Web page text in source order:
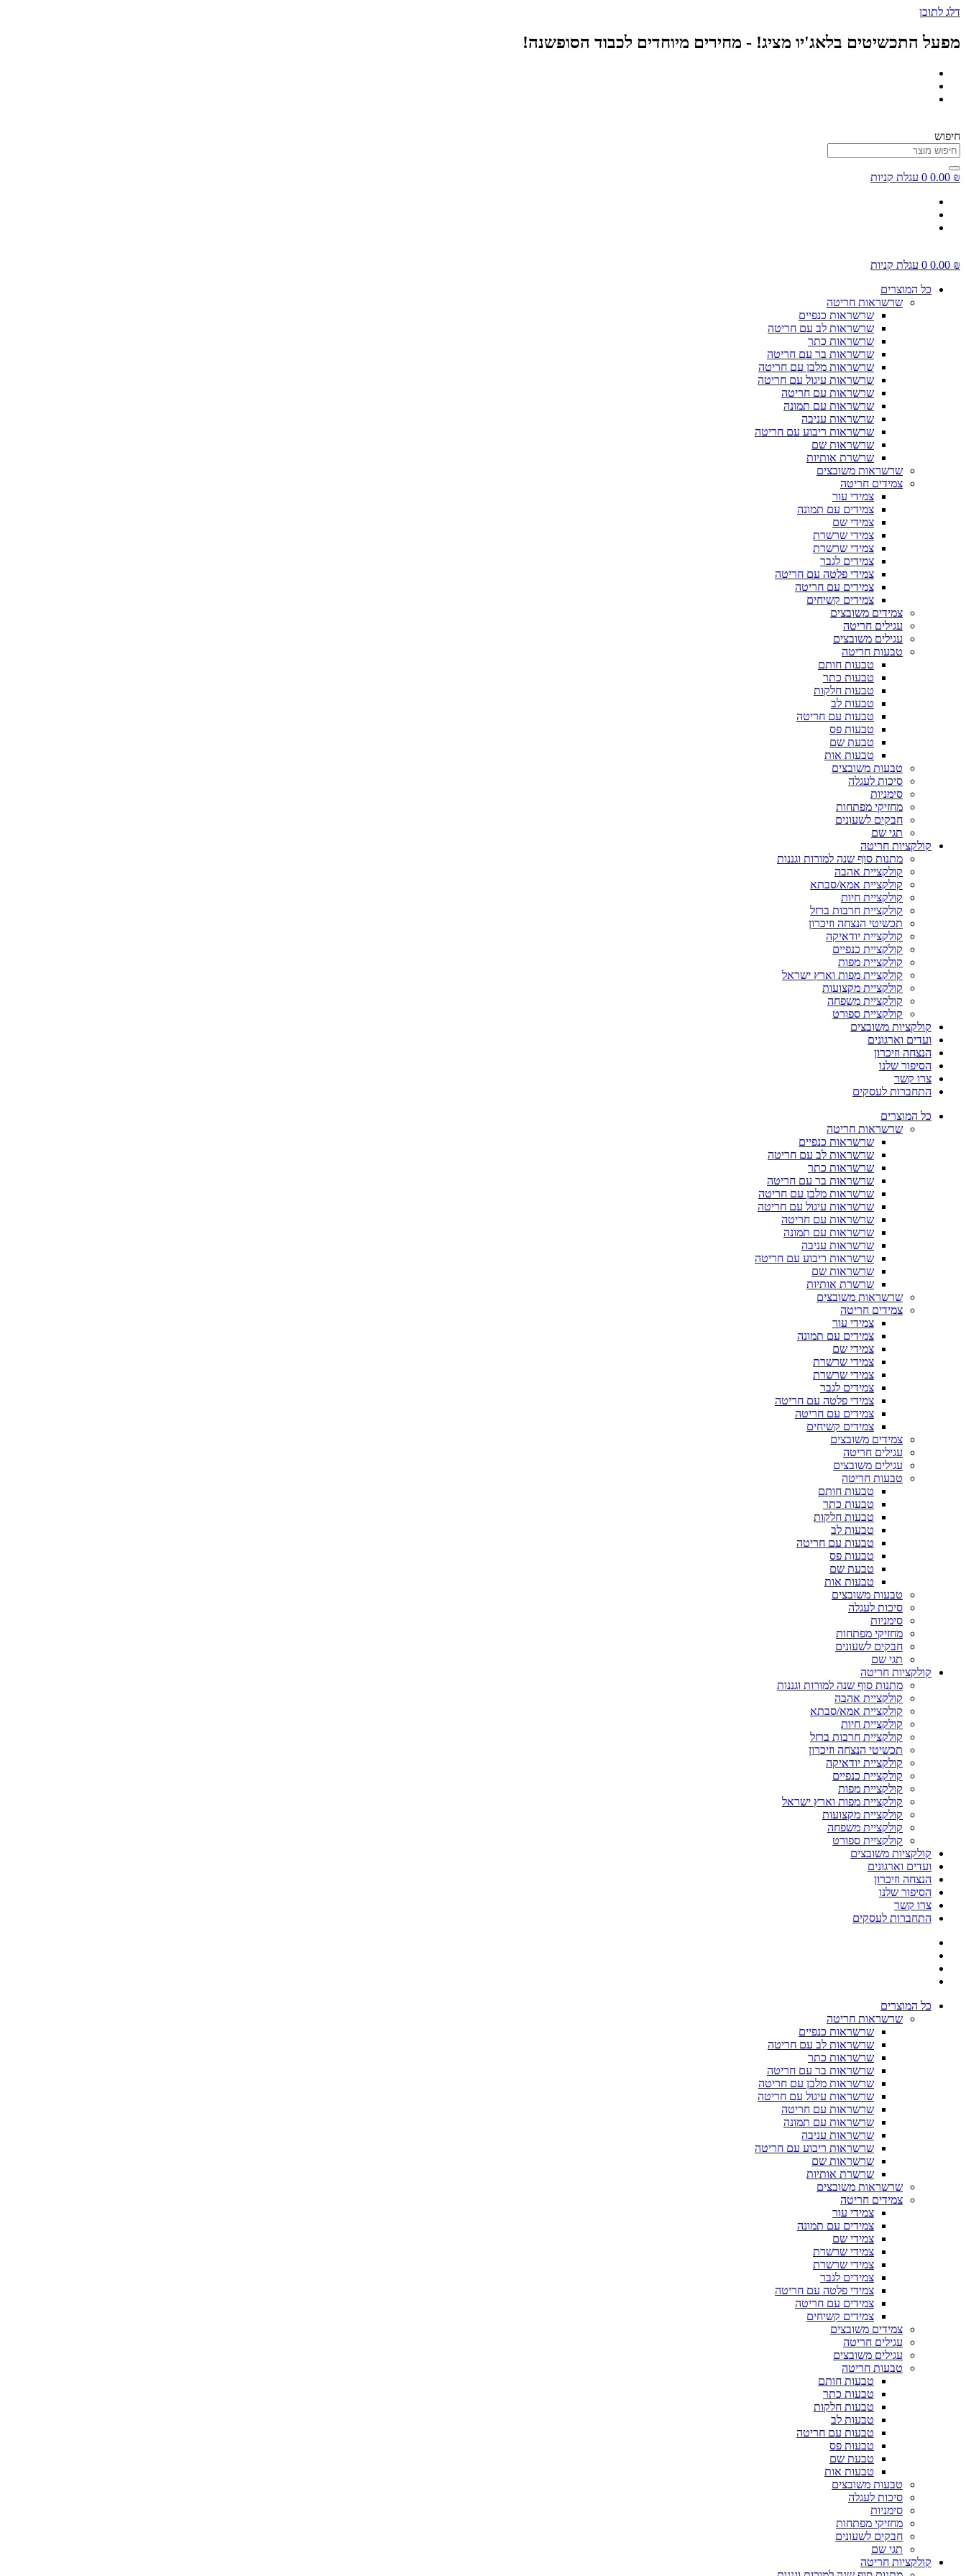
דלג לתוכן
מפעל התכשיטים בלאג'יו מציג! - מחירים מיוחדים לכבוד הסופשנה!
חיפוש
0.00 ₪
0 עגלת קניות
0.00 ₪
0 עגלת קניות
כל המוצרים
שרשראות חריטה
שרשראות כנפיים
שרשראות לב עם חריטה
שרשראות כתר
שרשראות בר עם חריטה
שרשראות מלבן עם חריטה
שרשראות עיגול עם חריטה
שרשראות עם חריטה
שרשראות עם תמונה
שרשראות עניבה
שרשראות ריבוע עם חריטה
שרשראות שם
שרשרת אותיות
שרשראות משובצים
צמידים חריטה
צמידי עור
צמידים עם תמונה
צמידי שם
צמידי שרשרת
צמידי שרשרת
צמידים לגבר
צמידי פלטה עם חריטה
צמידים עם חריטה
צמידים קשיחים
צמידים משובצים
עגילים חריטה
עגילים משובצים
טבעות חריטה
טבעות חותם
טבעות כתר
טבעות חלקות
טבעות לב
טבעות עם חריטה
טבעות פס
טבעת שם
טבעות אות
טבעות משובצים
סיכות לעגלה
סימניות
מחזיקי מפתחות
חבקים לשעונים
תגי שם
קולקציות חריטה
מתנות סוף שנה למורות וגננות
קולקציית אהבה
קולקציית אמא/סבתא
קולקציית חיות
קולקציית חרבות ברזל
תכשיטי הנצחה וזיכרון
קולקציית יודאיקה
קולקציית כנפיים
קולקציית מפות
קולקציית מפות וארץ ישראל
קולקציית מקצועות
קולקציית משפחה
קולקציית ספורט
קולקציות משובצים
ועדים וארגונים
הנצחה וזיכרון
הסיפור שלנו
צרו קשר
התחברות לעסקים
כל המוצרים
שרשראות חריטה
שרשראות כנפיים
שרשראות לב עם חריטה
שרשראות כתר
שרשראות בר עם חריטה
שרשראות מלבן עם חריטה
שרשראות עיגול עם חריטה
שרשראות עם חריטה
שרשראות עם תמונה
שרשראות עניבה
שרשראות ריבוע עם חריטה
שרשראות שם
שרשרת אותיות
שרשראות משובצים
צמידים חריטה
צמידי עור
צמידים עם תמונה
צמידי שם
צמידי שרשרת
צמידי שרשרת
צמידים לגבר
צמידי פלטה עם חריטה
צמידים עם חריטה
צמידים קשיחים
צמידים משובצים
עגילים חריטה
עגילים משובצים
טבעות חריטה
טבעות חותם
טבעות כתר
טבעות חלקות
טבעות לב
טבעות עם חריטה
טבעות פס
טבעת שם
טבעות אות
טבעות משובצים
סיכות לעגלה
סימניות
מחזיקי מפתחות
חבקים לשעונים
תגי שם
קולקציות חריטה
מתנות סוף שנה למורות וגננות
קולקציית אהבה
קולקציית אמא/סבתא
קולקציית חיות
קולקציית חרבות ברזל
תכשיטי הנצחה וזיכרון
קולקציית יודאיקה
קולקציית כנפיים
קולקציית מפות
קולקציית מפות וארץ ישראל
קולקציית מקצועות
קולקציית משפחה
קולקציית ספורט
קולקציות משובצים
ועדים וארגונים
הנצחה וזיכרון
הסיפור שלנו
צרו קשר
התחברות לעסקים
כל המוצרים
שרשראות חריטה
שרשראות כנפיים
שרשראות לב עם חריטה
שרשראות כתר
שרשראות בר עם חריטה
שרשראות מלבן עם חריטה
שרשראות עיגול עם חריטה
שרשראות עם חריטה
שרשראות עם תמונה
שרשראות עניבה
שרשראות ריבוע עם חריטה
שרשראות שם
שרשרת אותיות
שרשראות משובצים
צמידים חריטה
צמידי עור
צמידים עם תמונה
צמידי שם
צמידי שרשרת
צמידי שרשרת
צמידים לגבר
צמידי פלטה עם חריטה
צמידים עם חריטה
צמידים קשיחים
צמידים משובצים
עגילים חריטה
עגילים משובצים
טבעות חריטה
טבעות חותם
טבעות כתר
טבעות חלקות
טבעות לב
טבעות עם חריטה
טבעות פס
טבעת שם
טבעות אות
טבעות משובצים
סיכות לעגלה
סימניות
מחזיקי מפתחות
חבקים לשעונים
תגי שם
קולקציות חריטה